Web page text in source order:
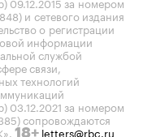
и сетевого издания
о регистрации
информации
службой
связи,
технологий
03.12.2021 за номером
сопровождаются
18+ letters@rbc.ru